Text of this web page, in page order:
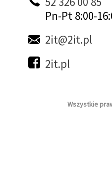
Pn-Pt 8:00-
2it@2it.pl
2it.pl
Wszystkie